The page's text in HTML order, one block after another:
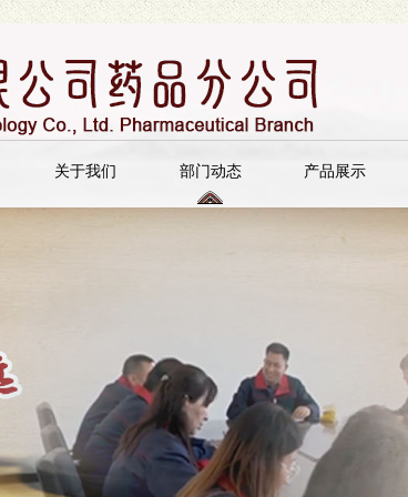
关于我们 部门动态 产品展示